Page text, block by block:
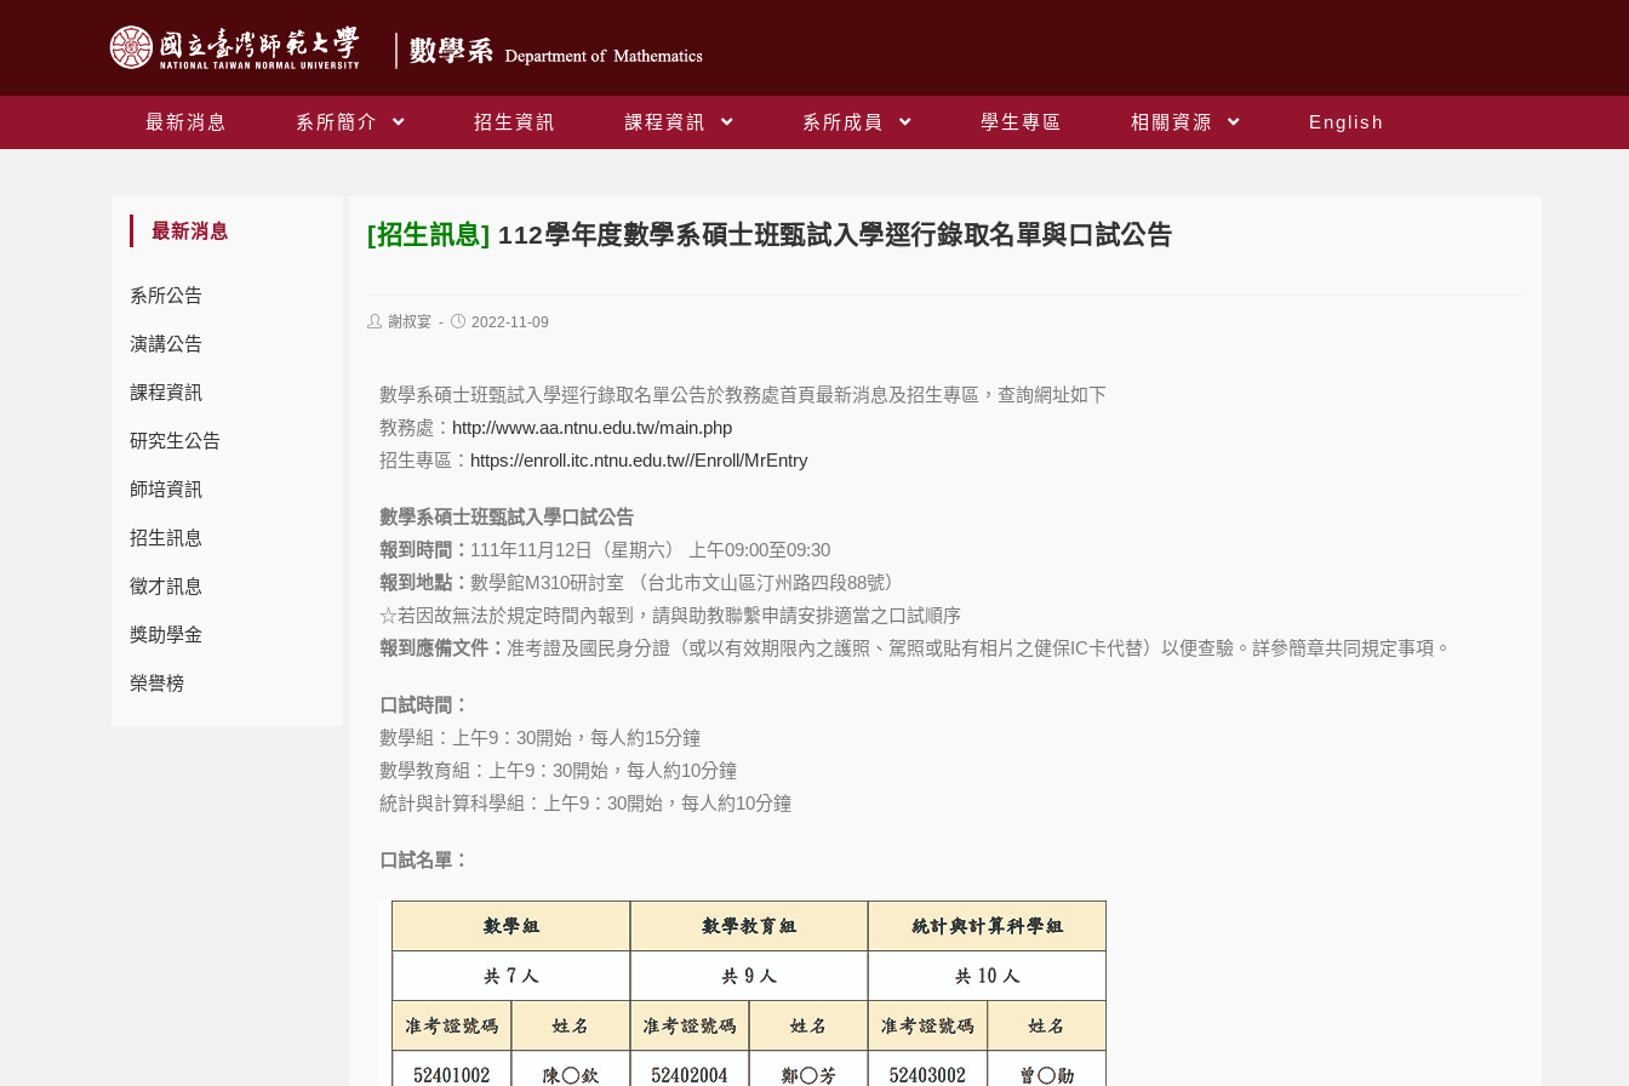
最新消息 系所簡介 招生資訊 課程資訊 系所成員 學生專區 相關資源
English
最新消息
系所公告
演講公告
課程資訊
研究生公告
師培資訊
招生訊息
徵才訊息
獎助學金
榮譽榜
[招生訊息] 112學年度數學系碩士班甄試入學逕行錄取名單與口試公告
謝叔宴 2022-11-09
數學系碩士班甄試入學逕行錄取名單公告於教務處首頁最新消息及招生專區， 查詢網址如下
教務處： http://www.aa.ntnu.edu.tw/main.php
招生專區： https://enroll.itc.ntnu.edu.tw//Enroll/MrEntry
數學系碩士班甄試入學口試公告
報到時間： 111年11月12日（星期六） 上午09:00至09:30
報到地點： 數學館M310研討室 （台北市文山區汀州路四段88號）
☆若因故無法於規定時間內報到，請與助教聯繫申請安排適當之口試順序
報到應備文件： 准考證及國民身分證（或以有效期限內之護照、駕照或貼有相片之健保IC卡代替）以便查驗。詳參簡章共同規定事項。
口試時間：
數學組：上午9：30開始，每人約15分鐘
數學教育組：上午9：30開始，每人約10分鐘
統計與計算科學組：上午9：30開始，每人約10分鐘
口試名單：